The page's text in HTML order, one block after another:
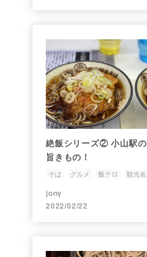
絶飯シリーズ② 小山駅
旨きもの！
そば グルメ 飯テロ 観光
jony
2022/02/22